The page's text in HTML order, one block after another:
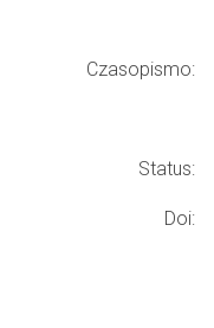
Czasopismo:
Status:
Doi: